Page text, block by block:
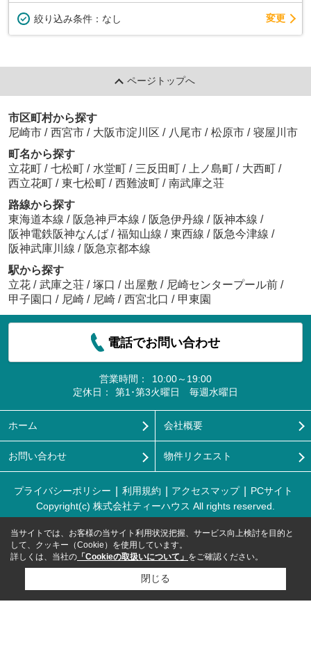
絞り込み条件： なし 変更
ページトップへ
市区町村から探す
尼崎市 / 西宮市 / 大阪市淀川区 / 八尾市 / 松原市 / 寝屋川市
町名から探す
立花町 / 七松町 / 水堂町 / 三反田町 / 上ノ島町 / 大西町 /
西立花町 / 東七松町 / 西難波町 / 南武庫之荘
路線から探す
東海道本線 / 阪急神戸本線 / 阪急伊丹線 / 阪神本線 /
阪神電鉄阪神なんば / 福知山線 / 東西線 / 阪急今津線 /
阪神武庫川線 / 阪急京都本線
駅から探す
立花 / 武庫之荘 / 塚口 / 出屋敷 / 尼崎センタープール前 /
甲子園口 / 尼崎 / 尼崎 / 西宮北口 / 甲東園
電話でお問い合わせ
営業時間：
10:00～19:00
定休日：
第1･第3火曜日 毎週水曜日
ホーム 会社概要
お問い合わせ 物件リクエスト
プライバシーポリシー 利用規約 アクセスマップ
PCサイト
Copyright(c) 株式会社ティーハウス All rights reserved.
当サイトでは、お客様の当サイト利用状況把握、サービス向上検討を目的と
して、クッキー（Cookie）を使用しています。
詳しくは、当社の 「Cookieの取扱いについて」 をご確認ください。
閉じる